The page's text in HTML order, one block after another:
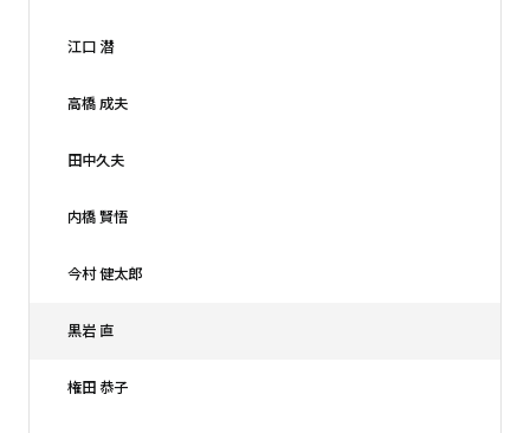
江口 潜
高橋 成夫
田中久夫
内橋 賢悟
今村 健太郎
黒岩 直
権田 恭子